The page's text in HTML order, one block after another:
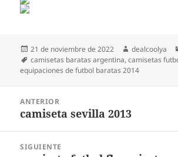
Publicado
el
21 de noviembre de 2022 Autor
dealcoolya
Etiquetas
camisetas baratas argentina,camisetas
equipaciones de futbol baratas 2014
entradas
ANTERIOR
Entrada
camiseta sevilla 2013
SIGUIENTE